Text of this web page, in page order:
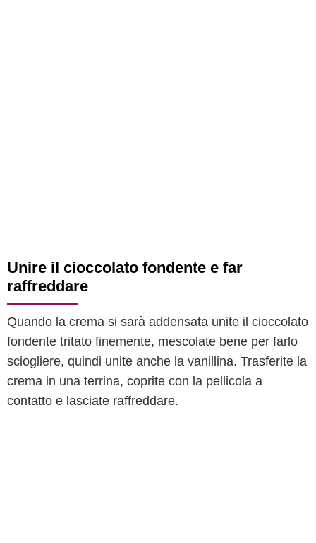
Unire il cioccolato fondente e far
raffreddare
Quando la crema si sarà addensata unite il cioccolato
fondente tritato finemente, mescolate bene per farlo
sciogliere, quindi unite anche la vanillina. Trasferite la
crema in una terrina, coprite con la pellicola a
contatto e lasciate raffreddare.